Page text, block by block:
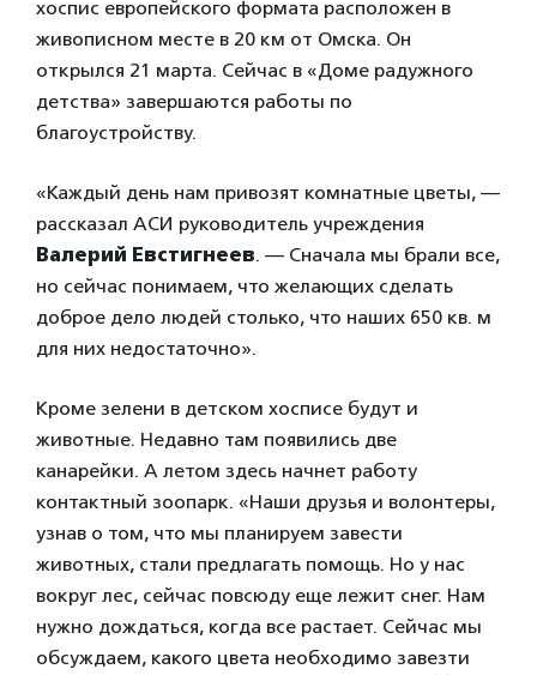
хоспис европейского формата расположен в
живописном месте в 20 км от Омска. Он
открылся 21 марта. Сейчас в «Доме радужного
детства» завершаются работы по
благоустройству.
«Каждый день нам привозят комнатные цветы, —
рассказал АСИ руководитель учреждения
Валерий Евстигнеев. — Сначала мы брали все,
но сейчас понимаем, что желающих сделать
доброе дело людей столько, что наших 650 кв. м
для них недостаточно».
Кроме зелени в детском хосписе будут и
животные. Недавно там появились две
канарейки. А летом здесь начнет работу
контактный зоопарк. «Наши друзья и волонтеры,
узнав о том, что мы планируем завести
животных, стали предлагать помощь. Но у нас
вокруг лес, сейчас повсюду еще лежит снег. Нам
нужно дождаться, когда все растает. Сейчас мы
обсуждаем, какого цвета необходимо завезти